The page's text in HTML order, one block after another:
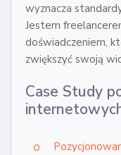
wyznacza
Jestem
doświadczeniem,
zwiększyć swoją
Case Study